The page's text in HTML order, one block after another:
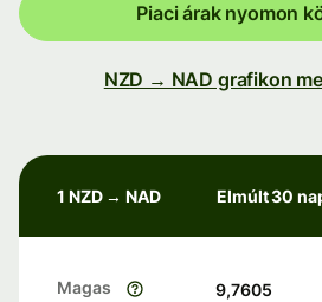
Piaci árak nyomon
NZD → NAD grafikon
1 NZD → NAD Elmúlt 30
Magas 9,7605